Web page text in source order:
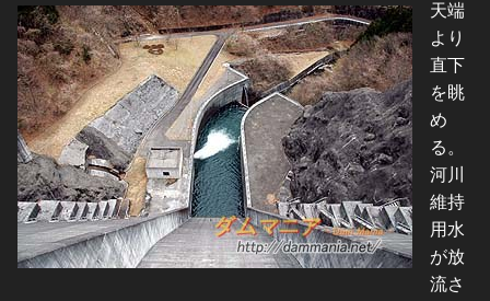
天端
より
直下
を眺
め
る。
河川
維持
用水
が放
流さ